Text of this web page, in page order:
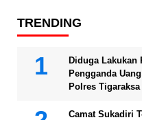
TRENDING
Diduga Lakukan
Pengganda
Polres Tigaraksa
Camat Sukadiri